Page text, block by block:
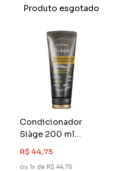
Produto esgotado
Condicionador
Siàge 200 ml
Regeneração Pós
Química
R$ 44,75
ou 1x de R$ 44,75